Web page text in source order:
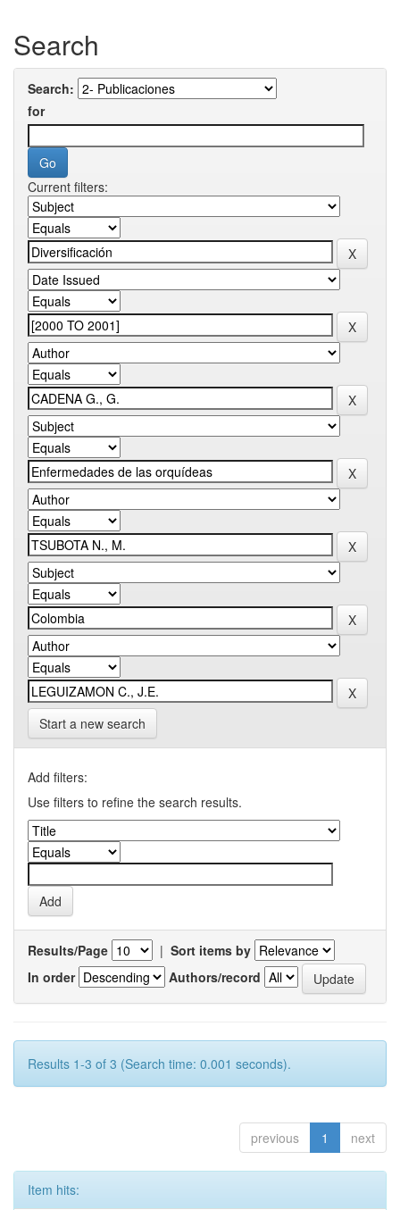
Search
Search:
for
Current filters:
Start a new search
Add filters:
Use filters to refine the search results.
Results/Page | Sort items by
In order
Authors/record
Results 1-3 of 3 (Search time: 0.001 seconds).
previous 1 next
Item hits: